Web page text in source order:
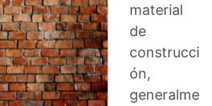
material
de
construcci
ón,
generalme